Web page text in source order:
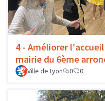
4 - Améliorer
mairie du 6ème
Ville de Lyon 0 0